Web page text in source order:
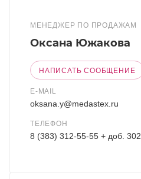
МЕНЕДЖЕР ПО ПРОДАЖАМ
Оксана Южакова
НАПИСАТЬ СООБЩЕНИЕ
E-MAIL
oksana.y@medastex.ru
ТЕЛЕФОН
8 (383) 312-55-55 + доб. 302